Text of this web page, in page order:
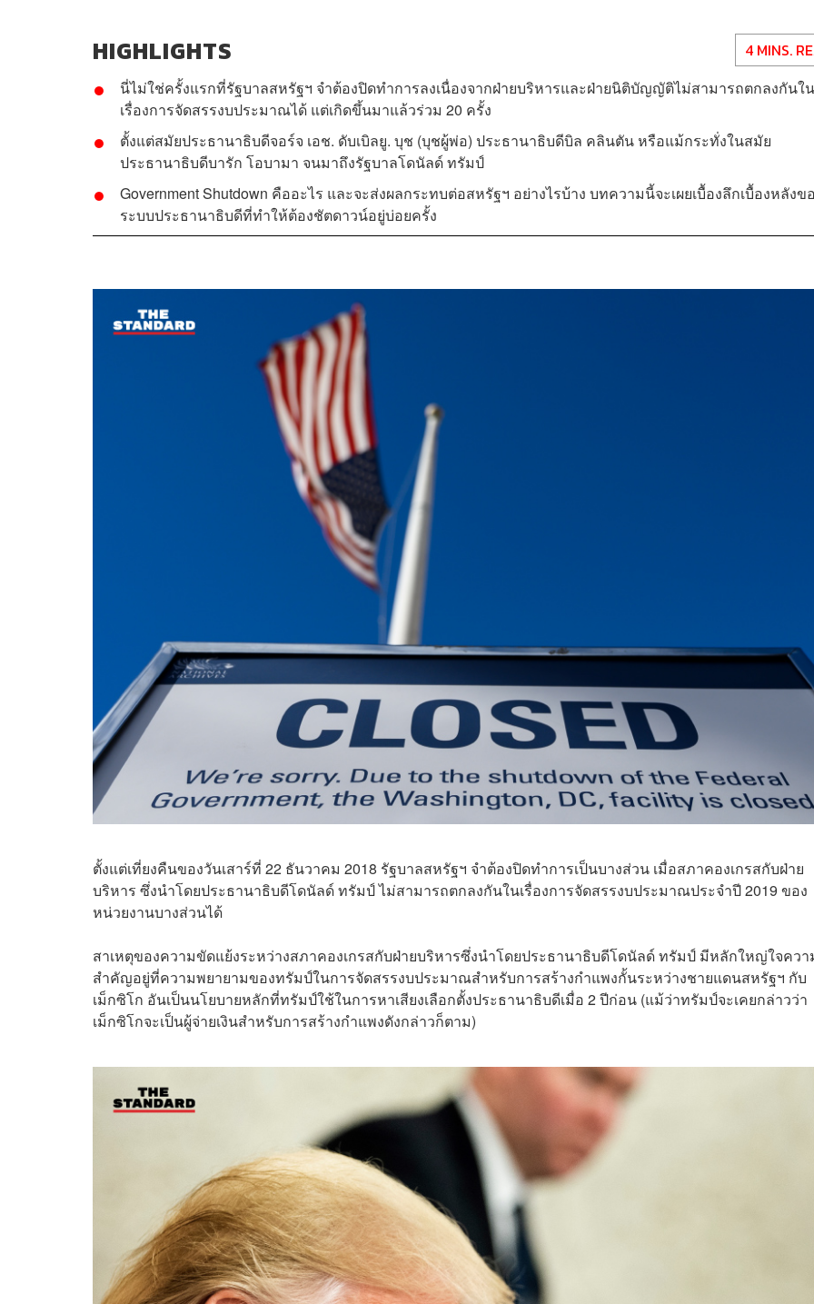
HIGHLIGHTS 4 MINS.
นี่ไม่ใช่ครั้งแรกที่รัฐบาลสหรัฐฯ จำต้องปิดทำการลงเนื่องจากฝ่ายบริหารและฝ่ายนิติบัญญัติไม่สามารถตกลงกันใน
เรื่องการจัดสรรงบประมาณได้ แต่เกิดขึ้นมาแล้วร่วม 20 ครั้ง
ตั้งแต่สมัยประธานาธิบดีจอร์จ เอช. ดับเบิลยู. บุช (บุชผู้พ่อ) ประธานาธิบดีบิล คลินตัน หรือแม้กระทั่งในสมัย
ประธานาธิบดีบารัก โอบามา จนมาถึงรัฐบาลโดนัลด์ ทรัมป์
Government Shutdown คืออะไร และจะส่งผลกระทบต่อสหรัฐฯ อย่างไรบ้าง บทความนี้จะเผยเบื้องลึกเบื้องหลังข
ระบบประธานาธิบดีที่ทำให้ต้องชัตดาวน์อยู่บ่อยครั้ง
ตั้งแต่เที่ยงคืนของวันเสาร์ที่ 22 ธันวาคม 2018 รัฐบาลสหรัฐฯ จำต้องปิดทำการเป็นบางส่วน เมื่อสภาคองเกรสกับฝ่าย
บริหาร ซึ่งนำโดยประธานาธิบดีโดนัลด์ ทรัมป์ ไม่สามารถตกลงกันในเรื่องการจัดสรรงบประมาณประจำปี 2019 ของ
หน่วยงานบางส่วนได้
สาเหตุของความขัดแย้งระหว่างสภาคองเกรสกับฝ่ายบริหารซึ่งนำโดยประธานาธิบดีโดนัลด์ ทรัมป์ มีหลักใหญ่ใจควา
สำคัญอยู่ที่ความพยายามของทรัมป์ในการจัดสรรงบประมาณสำหรับการสร้างกำแพงกั้นระหว่างชายแดนสหรัฐฯ กับ
เม็กซิโก อันเป็นนโยบายหลักที่ทรัมป์ใช้ในการหาเสียงเลือกตั้งประธานาธิบดีเมื่อ 2 ปีก่อน (แม้ว่าทรัมป์จะเคยกล่าวว่า
เม็กซิโกจะเป็นผู้จ่ายเงินสำหรับการสร้างกำแพงดังกล่าวก็ตาม)